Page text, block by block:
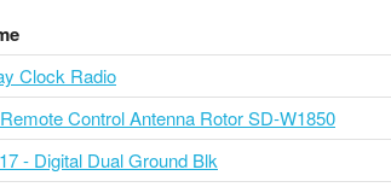
Clock Radio
Control Antenna Rotor SD-W1850
- Digital Dual Ground Blk